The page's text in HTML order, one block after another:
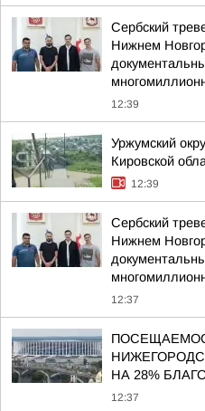
Сербский
Нижнем
12:39
Уржумский
Кировской
12:39
Сербский
Нижнем
12:37
НА 28%
12:37